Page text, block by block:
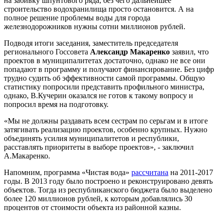
строительство водохранилища просто остановится. А на
полное решение проблемы воды для города
железнодорожников нужны сотни миллионов рублей.
Подводя итоги заседания, заместитель председателя
регионального Госсовета Александр Макаренко заявил, что
проектов в муниципалитетах достаточно, однако не все они
попадают в программу и получают финансирование. Без цифр
трудно судить об эффективности самой программы. Общую
статистику попросили представить профильного министра,
однако, В.Кучерин оказался не готов к такому вопросу и
попросил время на подготовку.
«Мы не должны раздавать всем сестрам по серьгам и в итоге
затягивать реализацию проектов, особенно крупных. Нужно
объединять усилия муниципалитетов и республики,
расставлять приоритеты в выборе проектов», - заключил
А.Макаренко.
Напомним, программа «Чистая вода» рассчитана на 2011-2017
годы. В 2013 году было построено и реконструировано девять
объектов. Тогда из республиканского бюджета было выделено
более 120 миллионов рублей, к которым добавлялись 30
процентов от стоимости объекта из районной казны.